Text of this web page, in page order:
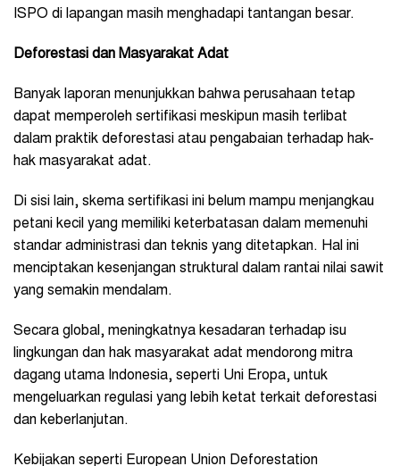
ISPO di lapangan masih menghadapi tantangan besar.
Deforestasi dan Masyarakat Adat
Banyak laporan menunjukkan bahwa perusahaan tetap
dapat memperoleh sertifikasi meskipun masih terlibat
dalam praktik deforestasi atau pengabaian terhadap hak-
hak masyarakat adat.
Di sisi lain, skema sertifikasi ini belum mampu menjangkau
petani kecil yang memiliki keterbatasan dalam memenuhi
standar administrasi dan teknis yang ditetapkan. Hal ini
menciptakan kesenjangan struktural dalam rantai nilai sawit
yang semakin mendalam.
Secara global, meningkatnya kesadaran terhadap isu
lingkungan dan hak masyarakat adat mendorong mitra
dagang utama Indonesia, seperti Uni Eropa, untuk
mengeluarkan regulasi yang lebih ketat terkait deforestasi
dan keberlanjutan.
Kebijakan seperti European Union Deforestation